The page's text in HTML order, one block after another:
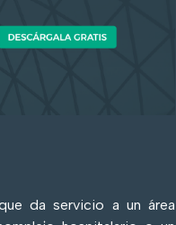
da servicio a un área